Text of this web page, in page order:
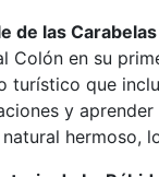
de las Carabelas
Colón en su
turístico que
y
hermoso,